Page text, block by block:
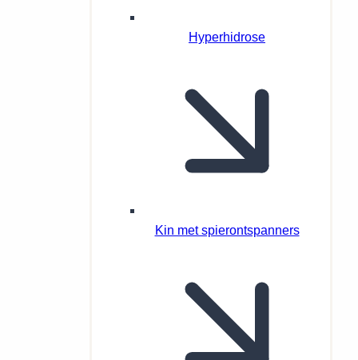
Hyperhidrose
Kin met spierontspanners